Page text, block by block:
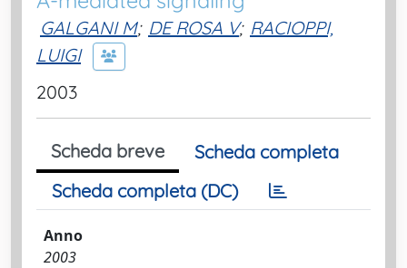
GALGANI M; DE ROSA V; RACIOPPI,
LUIGI
2003
Scheda breve
Scheda completa
Scheda completa (DC)
Anno
2003